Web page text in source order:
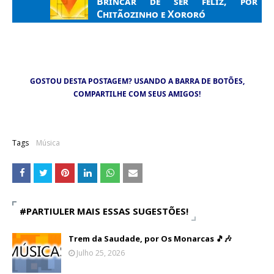
Chitãozinho e Xororó
GOSTOU DESTA POSTAGEM? USANDO A BARRA DE BOTÕES,
COMPARTILHE COM SEUS AMIGOS!
Tags Música
#PARTIULER MAIS ESSAS SUGESTÕES!
Trem da Saudade, por Os Monarcas 🎵🎶
Julho 25, 2026